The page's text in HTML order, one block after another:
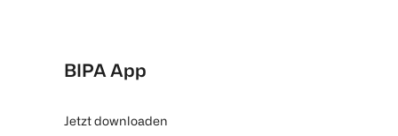
BIPA App
Jetzt downloaden